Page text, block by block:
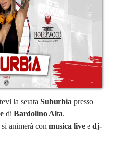
la serata Suburbia presso
di Bardolino Alta.
animerà con musica live e dj-